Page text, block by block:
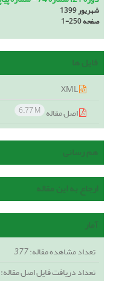
شهریور 1399
صفحه1-250
فایل ها
اصل مقاله 6.77 M
هم رسانی
ارجاع به این مقاله
آمار
تعداد مشاهده مقاله:377
تعداد دریافت فایل اصل مقاله: